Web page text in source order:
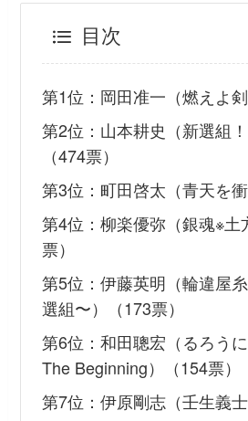
目次
第1位：岡田准一（燃えよ剣
第2位：山本耕史（新選組
（474票）
第3位：町田啓太（青天を衝
第4位：柳楽優弥（銀魂※土
票）
第5位：伊藤英明（輪違屋
選組〜）（173票）
第6位：和田聰宏（るろう
The Beginning）（154票）
第7位：伊原剛志（壬生義士